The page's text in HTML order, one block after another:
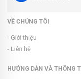
VỀ CHÚNG TÔI
- Giới thiệu
- Liên hệ
HƯỚNG DẪN VÀ THÔNG